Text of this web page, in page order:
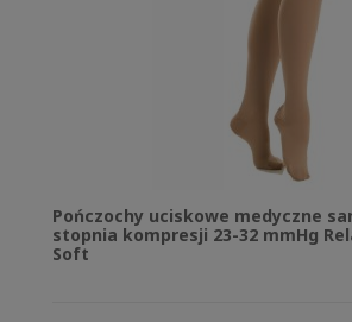
Pończochy uciskowe medyczne
stopnia kompresji 23-32 mmHg
Soft